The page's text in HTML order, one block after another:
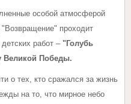
особой атмосферой
проходит
работ – "Голубь
Великой Победы.
о тех, кто сражался за жизнь
на то, что мирное небо